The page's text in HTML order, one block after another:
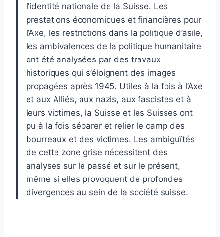
l’identité nationale de la Suisse. Les
prestations économiques et financières pour
l’Axe, les restrictions dans la politique d’asile,
les ambivalences de la politique humanitaire
ont été analysées par des travaux
historiques qui s’éloignent des images
propagées après 1945. Utiles à la fois à l’Axe
et aux Alliés, aux nazis, aux fascistes et à
leurs victimes, la Suisse et les Suisses ont
pu à la fois séparer et relier le camp des
bourreaux et des victimes. Les ambiguïtés
de cette zone grise nécessitent des
analyses sur le passé et sur le présent,
même si elles provoquent de profondes
divergences au sein de la société suisse.